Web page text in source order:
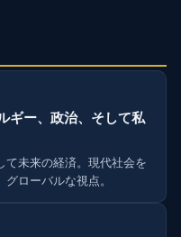
ギー、政治、そして私
て未来の経済。現代社会を
ローバルな視点。